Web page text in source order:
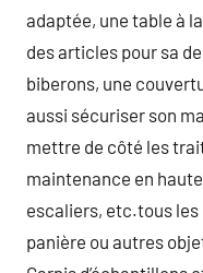
adaptée, une table à
des articles pour sa
biberons, une
aussi sécuriser son
mettre de côté les
maintenance en
escaliers, etc.tous
panière ou autres